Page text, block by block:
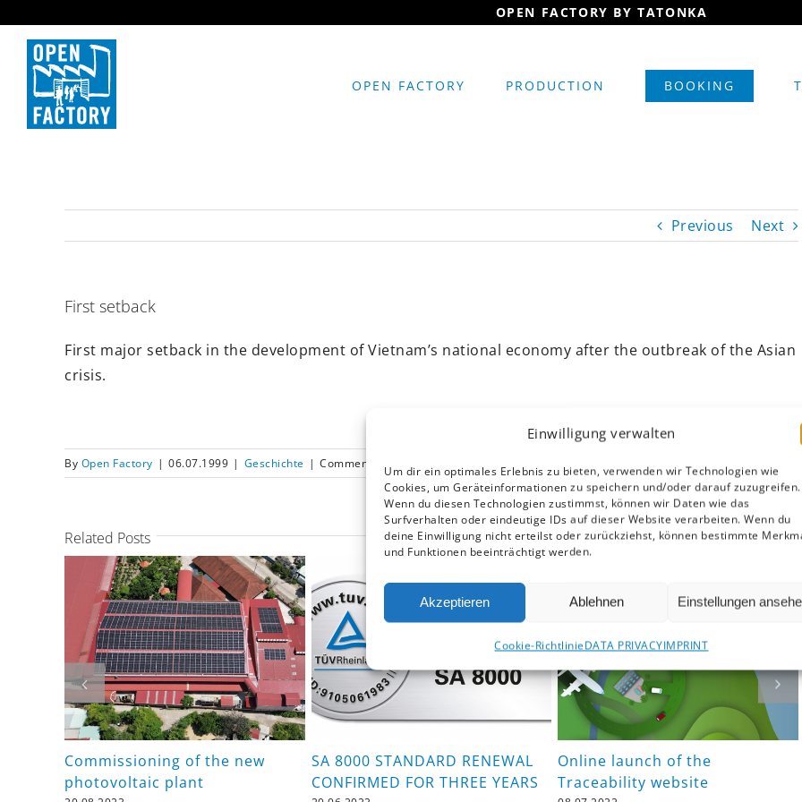
Einwilligung verwalten
Um dir ein optimales Erlebnis zu bieten, verwenden wir Technologien wie
Cookies, um Geräteinformationen zu speichern und/oder darauf zuzugreifen.
Wenn du diesen Technologien zustimmst, können wir Daten wie das
Surfverhalten oder eindeutige IDs auf dieser Website verarbeiten. Wenn du
deine Einwilligung nicht erteilst oder zurückziehst, können bestimmte
und Funktionen beeinträchtigt werden.
Akzeptieren Ablehnen Einstellungen
Cookie-RichtlinieDATA PRIVACYIMPRINT
content
OPEN FACTORY PRODUCTION BOOKING
Previous Next
First setback
First major setback in the development of Vietnam’s national economy after the outbreak of the Asian
crisis.
By Open Factory | 06.07.1999 | Geschichte | Comments Off
First
setback
Related Posts
Commissioning of the new
photovoltaic plant
SA 8000 STANDARD RENEWAL
CONFIRMED FOR THREE YEARS
Online launch of the
Traceability website